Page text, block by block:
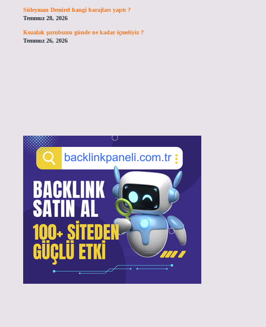
Süleyman Demirel hangi barajları yaptı ?
Temmuz 28, 2026
Kozalak şurubunu günde ne kadar içmeliyiz ?
Temmuz 26, 2026